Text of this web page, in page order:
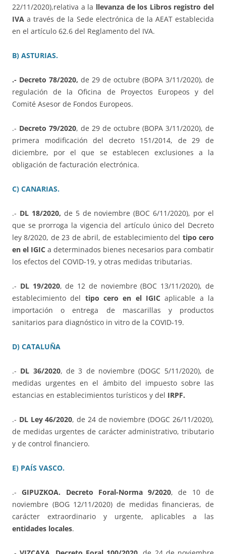
22/11/2020),relativa a la llevanza de los Libros registro del
IVA a través de la Sede electrónica de la AEAT establecida
en el artículo 62.6 del Reglamento del IVA.
B) ASTURIAS.
.- Decreto 78/2020, de 29 de octubre (BOPA 3/11/2020), de
regulación de la Oficina de Proyectos Europeos y del
Comité Asesor de Fondos Europeos.
.- Decreto 79/2020, de 29 de octubre (BOPA 3/11/2020), de
primera modificación del decreto 151/2014, de 29 de
diciembre, por el que se establecen exclusiones a la
obligación de facturación electrónica.
C) CANARIAS.
.- DL 18/2020, de 5 de noviembre (BOC 6/11/2020), por el
que se prorroga la vigencia del artículo único del Decreto
ley 8/2020, de 23 de abril, de establecimiento del tipo cero
en el IGIC a determinados bienes necesarios para combatir
los efectos del COVID-19, y otras medidas tributarias.
.- DL 19/2020, de 12 de noviembre (BOC 13/11/2020), de
establecimiento del tipo cero en el IGIC aplicable a la
importación o entrega de mascarillas y productos
sanitarios para diagnóstico in vitro de la COVID-19.
D) CATALUÑA
.- DL 36/2020, de 3 de noviembre (DOGC 5/11/2020), de
medidas urgentes en el ámbito del impuesto sobre las
estancias en establecimientos turísticos y del IRPF.
.- DL Ley 46/2020, de 24 de noviembre (DOGC 26/11/2020),
de medidas urgentes de carácter administrativo, tributario
y de control financiero.
E) PAÍS VASCO.
.-GIPUZKOA. Decreto Foral-Norma 9/2020, de 10 de
noviembre (BOG 12/11/2020) de medidas financieras, de
carácter extraordinario y urgente, aplicables a las
entidades locales.